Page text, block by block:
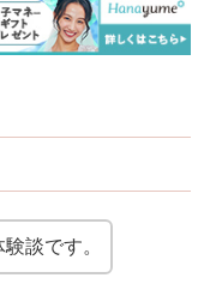
談です。